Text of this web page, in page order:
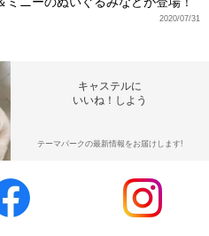
2020/07/31
キャステルに
いいね！しよう
テーマパークの最新情報をお届けします!